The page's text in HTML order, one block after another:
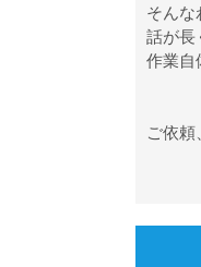
そん
話が長
作業自
ご依